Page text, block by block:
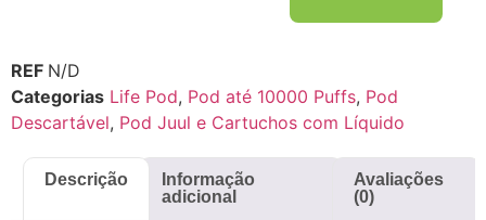
REF N/D
Categorias Life Pod, Pod até 10000 Puffs, Pod
Descartável, Pod Juul e Cartuchos com Líquido
Descrição
Informação
adicional
Avaliações
(0)